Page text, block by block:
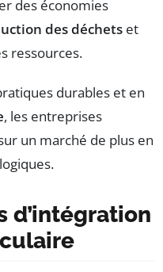
des économies
des déchets et
ressources.
durables et en
, les entreprises
un marché de plus en
d’intégration